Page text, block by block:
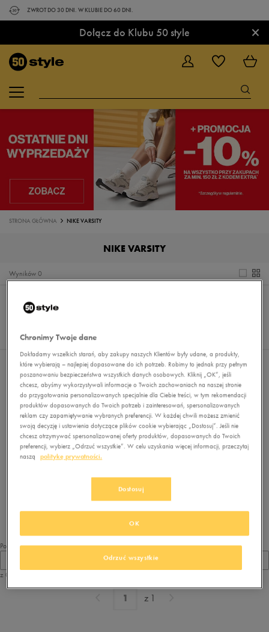
ZWROT DO 30 DNI. W KLUBIE DO 60 DNI.
Dołącz do Klubu 50 style ×
STRONA GŁÓWNA NIKE VARSITY
NIKE VARSITY
0
Wyników
REKOMENDOWANE
Nie wybrano filtrów
Zmień kryteria wyszukiwania lub
usuń wybrane filtry
Pokaż
z 0
z 1
Chronimy Twoje dane
Dokładamy wszelkich starań, aby zakupy naszych Klientów były udane, a produkty,
które wybierają – najlepiej dopasowane do ich potrzeb. Robimy to jednak przy pełnym
poszanowaniu bezpieczeństwa wszystkich danych osobowych. Kliknij „OK”, jeśli
chcesz, abyśmy wykorzystywali informacje o Twoich zachowaniach na naszej stronie
do przygotowania personalizowanych specjalnie dla Ciebie treści, w tym rekomendacji
produktów dopasowanych do Twoich potrzeb i zainteresowań, spersonalizowanych
reklam czy zapamiętywanie wybranych preferencji. W każdej chwili możesz zmienić
swoją decyzję i ustawienia dotyczące plików cookie wybierając „Dostosuj”. Jeśli nie
chcesz otrzymywać spersonalizowanej oferty produktów, dopasowanych do Twoich
preferencji, wybierz „Odrzuć wszystkie”. W celu uzyskania więcej informacji, przeczytaj
naszą
politykę prywatności.
Dostosuj
Odrzuć wszystkie
OK